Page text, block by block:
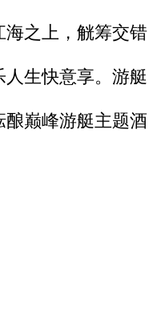
之上，觥筹交错
生快意享。游艇
巅峰游艇主题酒